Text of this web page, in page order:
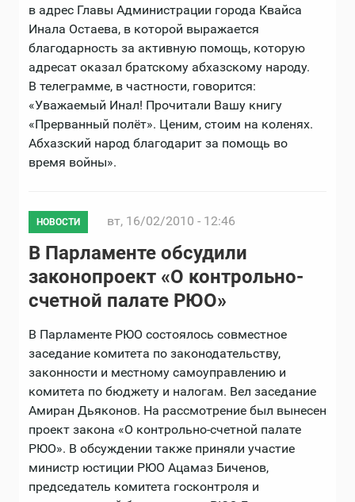
в адрес Главы Администрации города Квайса
Инала Остаева, в которой выражается
благодарность за активную помощь, которую
адресат оказал братскому абхазскому народу.
В телеграмме, в частности, говорится:
«Уважаемый Инал! Прочитали Вашу книгу
«Прерванный полёт». Ценим, стоим на коленях.
Абхазский народ благодарит за помощь во
время войны».
НОВОСТИ вт, 16/02/2010 - 12:46
В Парламенте обсудили
законопроект «О контрольно-
счетной палате РЮО»
В Парламенте РЮО состоялось совместное
заседание комитета по законодательству,
законности и местному самоуправлению и
комитета по бюджету и налогам. Вел заседание
Амиран Дьяконов. На рассмотрение был вынесен
проект закона «О контрольно-счетной палате
РЮО». В обсуждении также приняли участие
министр юстиции РЮО Ацамаз Биченов,
председатель комитета госконтроля и